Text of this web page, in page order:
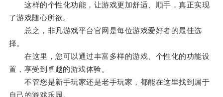
这样的个性化功能，让游戏更加舒适、顺手，真正实现
了游戏随心所欲。
总之，非凡游戏平台官网是每位游戏爱好者的最佳选
择。
在这里，您可以通过丰富多样的游戏、个性化的功能设
置，享受到卓越的游戏体验。
不管您是新手玩家还是老手玩家，都能在这里找到属于
自己的游戏乐园。